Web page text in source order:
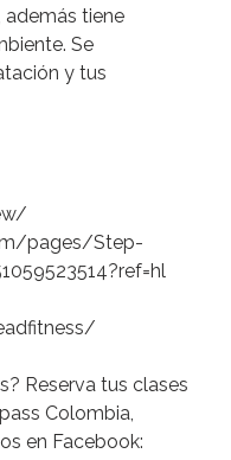
además tiene
Se
y tus
pages/Step-
Reserva tus clases
Colombia,
en Facebook: